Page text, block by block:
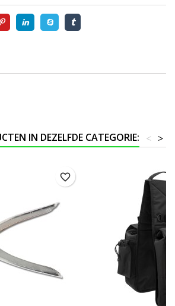
IN DEZELFDE CATEGORIE: >
<
favorite_border